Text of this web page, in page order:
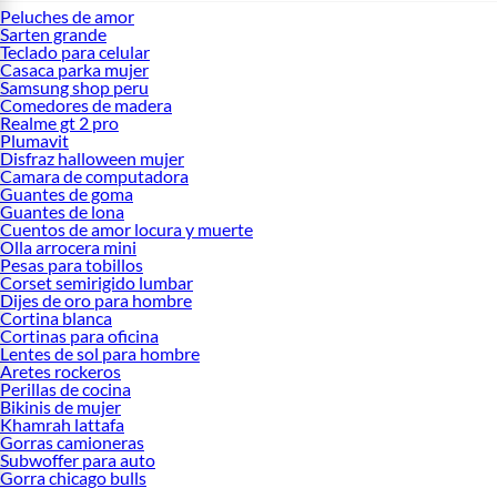
Peluches de amor
Sarten grande
Teclado para celular
Casaca parka mujer
Samsung shop peru
Comedores de madera
Realme gt 2 pro
Plumavit
Disfraz halloween mujer
Camara de computadora
Guantes de goma
Guantes de lona
Cuentos de amor locura y muerte
Olla arrocera mini
Pesas para tobillos
Corset semirigido lumbar
Dijes de oro para hombre
Cortina blanca
Cortinas para oficina
Lentes de sol para hombre
Aretes rockeros
Perillas de cocina
Bikinis de mujer
Khamrah lattafa
Gorras camioneras
Subwoffer para auto
Gorra chicago bulls